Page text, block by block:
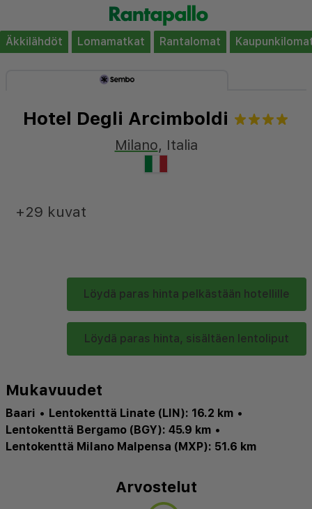
Äkkilähdöt Lomamatkat Rantalomat
Hotel Degli Arcimboldi
Milano, Italia
Löydä paras hinta pelkästään hotellille
Löydä paras hinta, sisältäen lentoliput
+29 kuvat
Mukavuudet
Baari • Lentokenttä Linate (LIN): 16.2 km •
Lentokenttä Bergamo (BGY): 45.9 km •
Lentokenttä Milano Malpensa (MXP): 51.6 km
Arvostelut